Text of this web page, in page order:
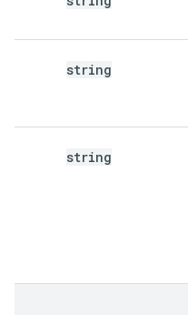
string
string